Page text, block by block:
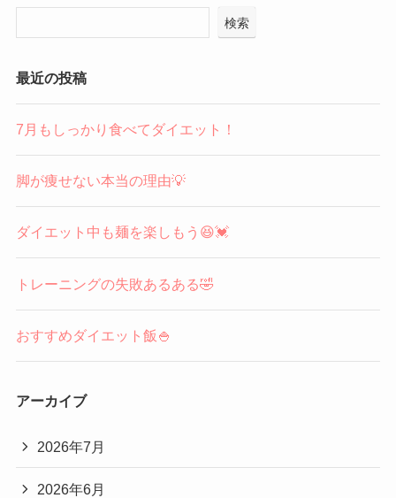
検索
最近の投稿
7月もしっかり食べてダイエット！
脚が痩せない本当の理由💡
ダイエット中も麺を楽しもう😆💓
トレーニングの失敗あるある🤣
おすすめダイエット飯🍚
アーカイブ
2026年7月
2026年6月